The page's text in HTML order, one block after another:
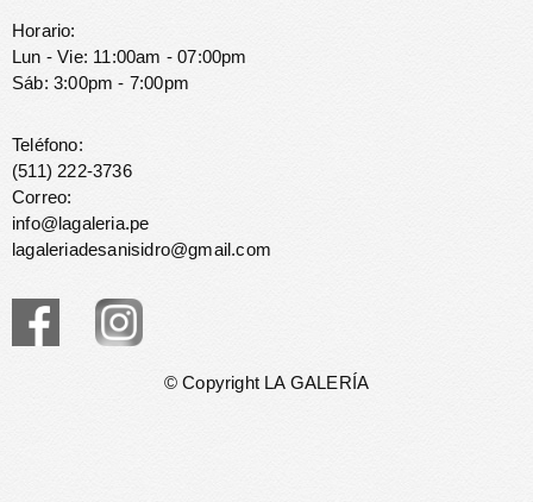
Horario:
Lun - Vie: 11:00am - 07:00pm
Sáb: 3:00pm - 7:00pm
Teléfono:
(511) 222-3736
Correo:
info@lagaleria.pe
lagaleriadesanisidro@gmail.com
© Copyright LA GALERÍA